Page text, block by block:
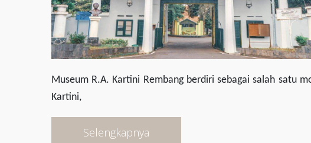
Museum R.A. Kartini Rembang berdiri sebagai salah satu
Kartini,
Selengkapnya